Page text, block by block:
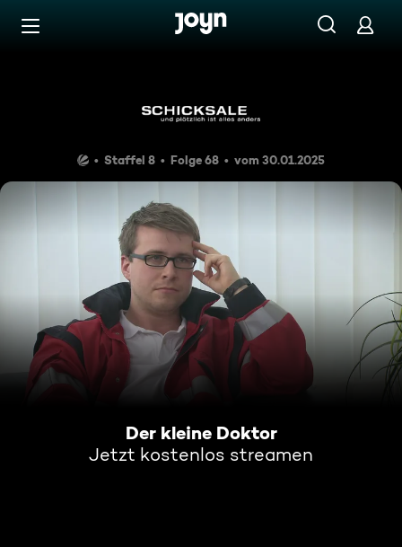
Zum Inhalt springen
Staffel 8 Folge 68 vom 30.01.2025
Der kleine Doktor
Jetzt kostenlos streamen